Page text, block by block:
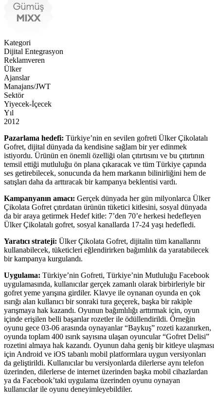
Kategori
Dijital Entegrasyon
Reklamveren
Ülker
Ajanslar
Manajans/JWT
Sektör
Yiyecek-İçecek
Yıl
2012
Pazarlama hedefi: Türkiye’nin en sevilen gofreti Ülker Çikolatalı
Gofret, dijital dünyada da kendisine sağlam bir yer edinmek
istiyordu. Ürünün en önemli özelliği olan çıtırtısını ve bu çıtırtının
temsil ettiği mutluluğu ön plana çıkaracak ve tüm Türkiye çapında
ses getirebilecek, sonucunda da hem markanın bilinirliğini hem de
satışları daha da arttıracak bir kampanya beklentisi vardı.
Kampanyanın amacı: Gerçek dünyada her gün milyonlarca Ülker
Çikolata Gofret çıtırdatan ürünün tüketici kitlesini, sosyal dünyada
da bir araya getirmek Hedef kitle: 7’den 70’e herkesi hedefleyen
Ülker Çikolatalı gofret, sosyal kanallarda 17-24 yaşı hedefledi.
Yaratıcı strateji: Ülker Çikolata Gofret, dijitalin tüm kanallarını
kullanabilecek, tüketicleri eğlendirirken bağımlılık da yaratabilecek
bir kampanya kurgulandı.
Uygulama: Türkiye’nin Gofreti, Türkiye’nin Mutluluğu Facebook
uygulamasında, kullanıcılar gerçek zamanlı olarak birbirleriyle bir
gofret yeme yarışına girdiler. Klavye ile oynanan oyunda en çok
ısırığı alan kullanıcı bir sonraki tura geçerek, başka bir rakiple
yarışmaya hak kazandı. Oyunun bağımlılığı arttırmak için, oyun
içinde erişilen belli başarılar rozetler ile ödüllendirildi. Örneğin
oyunu gece 03-06 arasında oynayanlar “Baykuş” rozeti kazanırken,
oyunda toplam 400 ısırık sayısına ulaşan oyuncular “Gofret Delisi”
rozetini almaya hak kazandı. Oyunun daha geniş bir kitleye ulaşması
için Android ve iOS tabanlı mobil platformlara uygun versiyonları
da geliştirildi. Kullanıcılar bu versiyonlarda dilerlerse aynı telefon
üzerinden, dilerlerse de internet üzerinden başka mobil cihazlardan
ya da Facebook’taki uygulama üzerinden oyunu oynayan
kullanıcılar ile oyunu deneyimleyebildiler.